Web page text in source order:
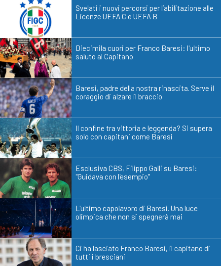
Svelati i nuovi percorsi per l’abilitazione alle
Licenze UEFA C e UEFA B
Diecimila cuori per Franco Baresi: l'ultimo
saluto al Capitano
Baresi, padre della nostra rinascita. Serve il
coraggio di alzare il braccio
Il confine tra vittoria e leggenda? Si supera
solo con capitani come Baresi
Esclusiva CBS, Filippo Galli su Baresi:
"Guidava con l'esempio"
L'ultimo capolavoro di Baresi. Una luce
olimpica che non si spegnerà mai
Ci ha lasciato Franco Baresi, il capitano di
tutti i bresciani